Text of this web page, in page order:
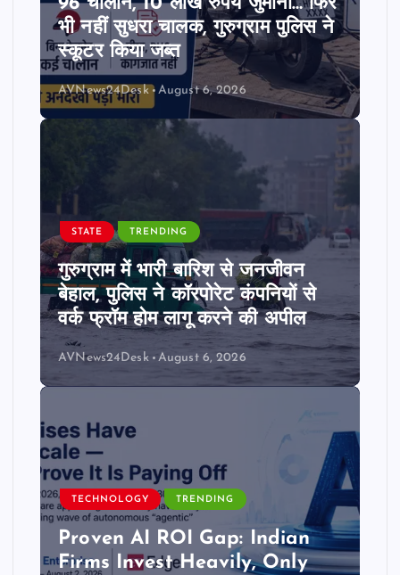
96 चालान, 10 लाख रुपये जुर्माना… फिर
भी नहीं सुधरा चालक, गुरुग्राम पुलिस ने
स्कूटर किया जब्त
AVNews24Desk August 6, 2026
STATE TRENDING
गुरुग्राम में भारी बारिश से जनजीवन
बेहाल, पुलिस ने कॉरपोरेट कंपनियों से
वर्क फ्रॉम होम लागू करने की अपील
AVNews24Desk August 6, 2026
TECHNOLOGY TRENDING
Proven AI ROI Gap: Indian
Firms Invest Heavily, Only